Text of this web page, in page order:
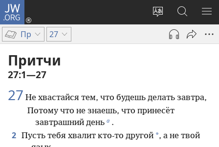
JW.ORG
Изменить
язык
сайта
Войти
(открывается
новом
Поиск
по
jw.org
Пр 27
Притчи
27:1—27
27 Не хвастайся тем, что будешь делать завтра,
Потому что не знаешь, что принесёт
завтрашний день а .
2 Пусть тебя хвалит кто-то другой *, а не твой